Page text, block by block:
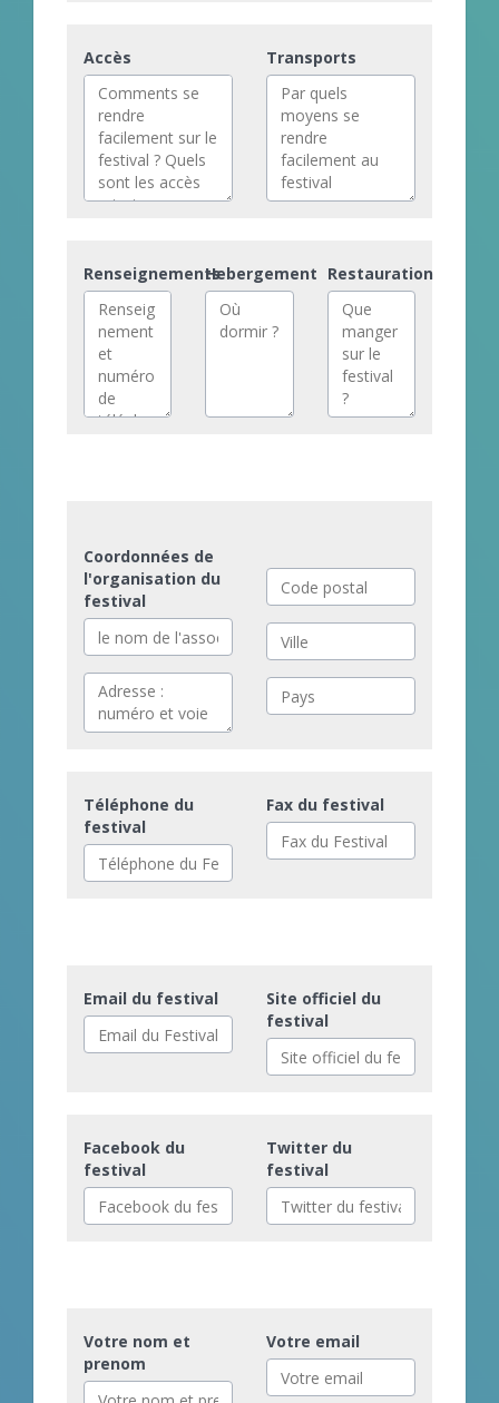
Accès Transports
RenseignementsHebergement Restauration
Coordonnées de
l'organisation du
festival
Téléphone du
festival
Fax du festival
Email du festival
Site officiel du
festival
Facebook du
festival
Twitter du
festival
Votre nom et
prenom
Votre email